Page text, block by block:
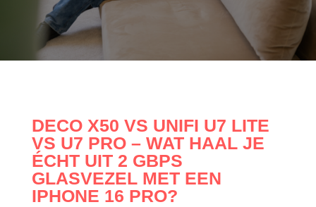
DECO X50 VS UNIFI U7 LITE
VS U7 PRO – WAT HAAL JE
ÉCHT UIT 2 GBPS
GLASVEZEL MET EEN
IPHONE 16 PRO?